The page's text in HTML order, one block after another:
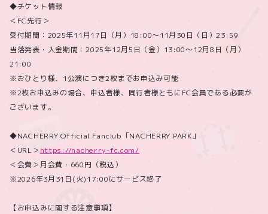
◆チケット情報
＜FC先行＞
受付期間：2025年11月17日（月）18:00～11月30日（日）23:59
当落発表・入金期間：2025年12月5日（金）13:00～12月8日（月）
21:00
※おひとり様、1公演につき2枚までお申込み可能
※2枚お申込みの場合、申込者様、同行者様ともにFC会員である必要が
ございます。
◆NACHERRY Official Fanclub「NACHERRY PARK」
＜URL＞ https://nacherry-fc.com/
＜会費＞月会費・660円（税込）
※2026年3月31日(火)17:00にサービス終了
【お申込みに関する注意事項】